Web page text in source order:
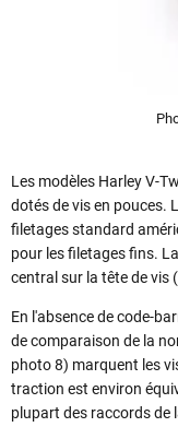
Les modèles Harley V-
dotés de vis en pouces.
filetages standard
pour les filetages fins.
central sur la tête de vis
En l'absence de code-
de comparaison de la
photo 8) marquent les
traction est environ
plupart des raccords de